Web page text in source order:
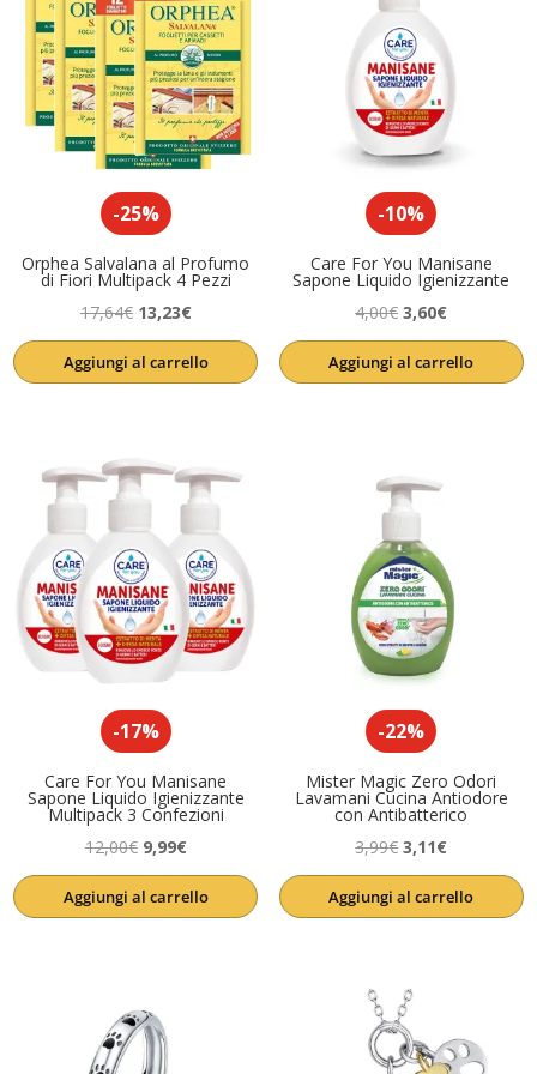
-25%
Orphea Salvalana al Profumo
di Fiori Multipack 4 Pezzi
17,64€ Il
prezzo
originale
13,23€Il
prezzo
attuale
Aggiungi al carrello
-10%
Care For You Manisane
Sapone Liquido Igienizzante
4,00€ Il
prezzo
originale
3,60€Il
prezzo
attuale
Aggiungi al carrello
-17%
Care For You Manisane
Sapone Liquido Igienizzante
Multipack 3 Confezioni
12,00€ Il
prezzo
originale
9,99€Il
prezzo
attuale
Aggiungi al carrello
-22%
Mister Magic Zero Odori
Lavamani Cucina Antiodore
con Antibatterico
3,99€ Il
prezzo
originale
3,11€Il
prezzo
attuale
Aggiungi al carrello